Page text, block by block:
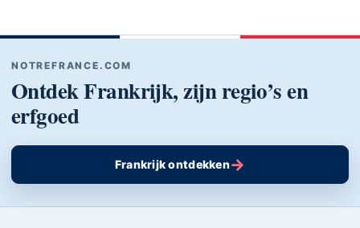
NOTREFRANCE.COM
Ontdek Frankrijk, zijn regio’s en
erfgoed
Frankrijk ontdekken→